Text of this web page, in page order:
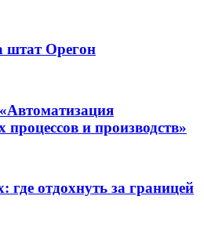
штат Орегон
процессов и производств»
отдохнуть за границей